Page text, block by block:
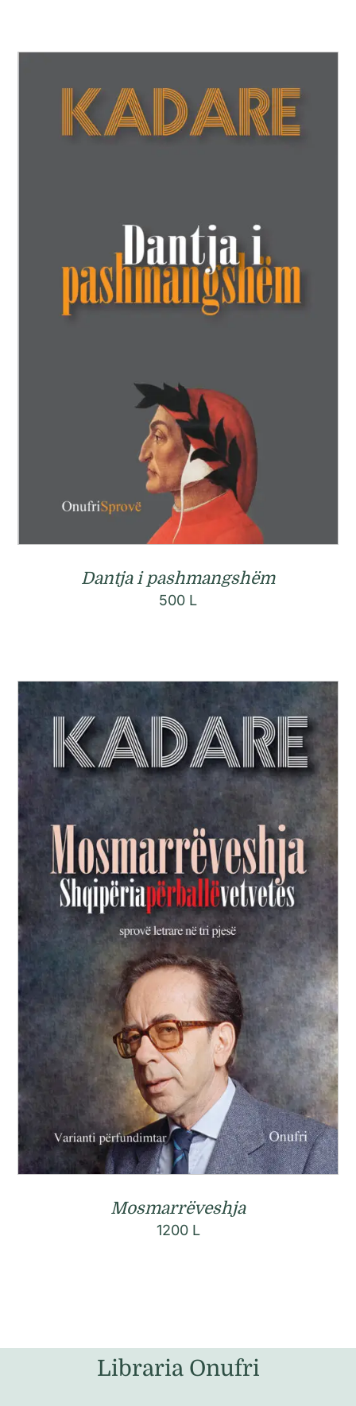
Dantja i pashmangshëm
500 L
Mosmarrëveshja
1200 L
Libraria Onufri